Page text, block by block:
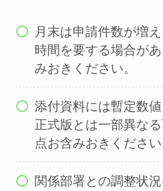
月末は申請件数が増
時間を要する場合が
みおきください。
添付資料には暫定数
正式版とは一部異な
点お含みおきください
関係部署との調整状